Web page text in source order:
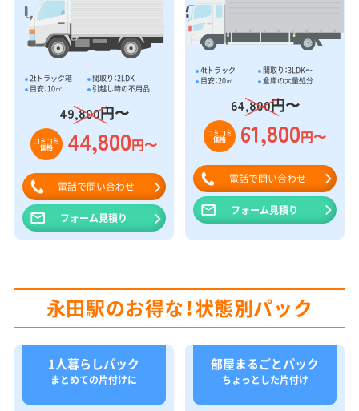
2tトラック箱
間取り：2LDK
目安：10㎥
引越し時の不用品
49,800円〜
コミコミ
価格 44,800円〜
電話で問い合わせ
フォーム見積り
4tトラック
間取り：3LDK〜
目安：20㎥
倉庫の大量処分
64,800円〜
コミコミ
価格 61,800円〜
電話で問い合わせ
フォーム見積り
永田駅のお得な！状態別パック
1人暮らしパック
まとめての片付けに
部屋まるごとパック
ちょっとした片付け